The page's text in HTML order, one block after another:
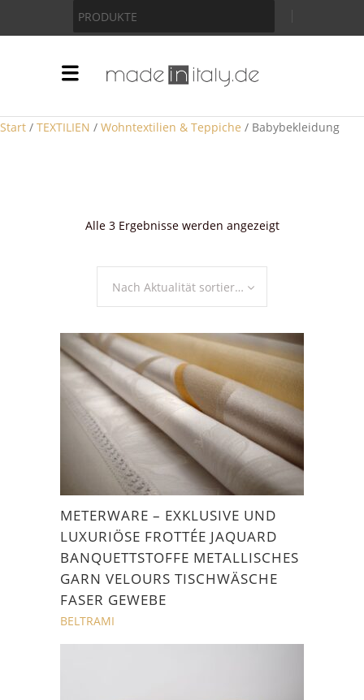
PRODUKTE
Start / TEXTILIEN / Wohntextilien & Teppiche / Babybekleidung
Alle 3 Ergebnisse werden angezeigtNach
Nach Aktualität sortieren
METERWARE – EXKLUSIVE UND
LUXURIÖSE FROTTÉE JAQUARD
BANQUETTSTOFFE METALLISCHES
GARN VELOURS TISCHWÄSCHE
FASER GEWEBE
BELTRAMI